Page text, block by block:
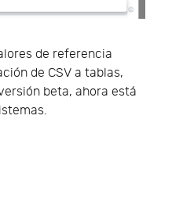
de referencia
de CSV a tablas,
beta, ahora está